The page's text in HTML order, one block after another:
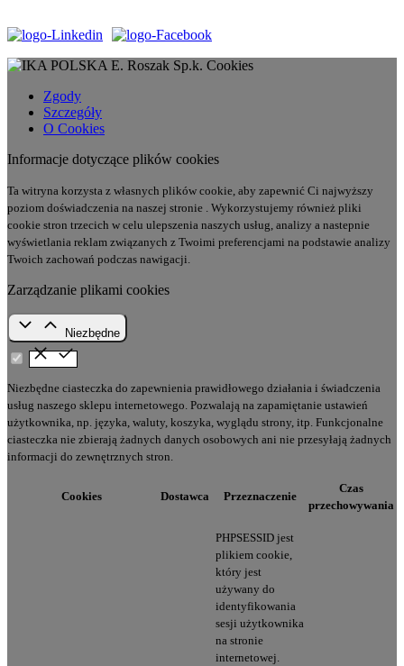
Cookies
Zgody
Szczegóły
O Cookies
Informacje dotyczące plików cookies
Ta witryna korzysta z własnych plików cookie, aby zapewnić Ci najwyższy
poziom doświadczenia na naszej stronie . Wykorzystujemy również pliki
cookie stron trzecich w celu ulepszenia naszych usług, analizy a nastepnie
wyświetlania reklam związanych z Twoimi preferencjami na podstawie analizy
Twoich zachowań podczas nawigacji.
Zarządzanie plikami cookies
Niezbędne
Niezbędne ciasteczka do zapewnienia prawidłowego działania i świadczenia
usług naszego sklepu internetowego. Pozwalają na zapamiętanie ustawień
użytkownika, np. języka, waluty, koszyka, wyglądu strony, itp. Funkcjonalne
ciasteczka nie zbierają żadnych danych osobowych ani nie przesyłają żadnych
informacji do zewnętrznych stron.
Cookies Dostawca Przeznaczenie
Czas
przechowywania
PHPSESSID jest
plikiem cookie,
który jest
używany do
identyfikowania
sesji użytkownika
na stronie
internetowej.